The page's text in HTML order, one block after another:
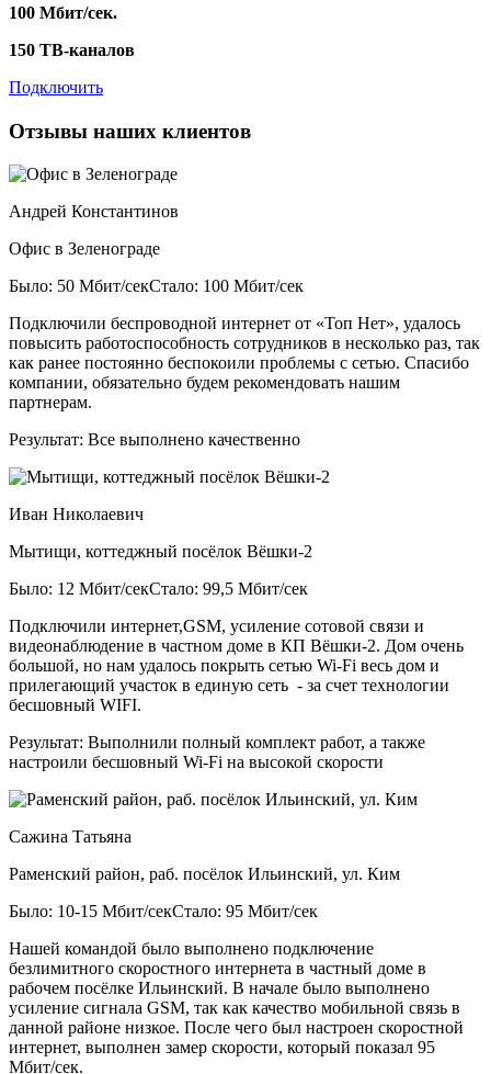
100 Мбит/сек.
150 ТВ-каналов
Подключить
Отзывы наших клиентов
Андрей Константинов
Офис в Зеленограде
Было: 50 Мбит/секСтало: 100 Мбит/сек
Подключили беспроводной интернет от «Топ Нет», удалось
повысить работоспособность сотрудников в несколько раз, так
как ранее постоянно беспокоили проблемы с сетью. Спасибо
компании, обязательно будем рекомендовать нашим
партнерам.
Результат: Все выполнено качественно
Иван Николаевич
Мытищи, коттеджный посёлок Вёшки-2
Было: 12 Мбит/секСтало: 99,5 Мбит/сек
Подключили интернет,GSM, усиление сотовой связи и
видеонаблюдение в частном доме в КП Вёшки-2. Дом очень
большой, но нам удалось покрыть сетью Wi-Fi весь дом и
прилегающий участок в единую сеть - за счет технологии
бесшовный WIFI.
Результат: Выполнили полный комплект работ, а также
настроили бесшовный Wi-Fi на высокой скорости
Сажина Татьяна
Раменский район, раб. посёлок Ильинский, ул. Ким
Было: 10-15 Мбит/секСтало: 95 Мбит/сек
Нашей командой было выполнено подключение
безлимитного скоростного интернета в частный доме в
рабочем посёлке Ильинский. В начале было выполнено
усиление сигнала GSM, так как качество мобильной связь в
данной районе низкое. После чего был настроен скоростной
интернет, выполнен замер скорости, который показал 95
Мбит/сек.